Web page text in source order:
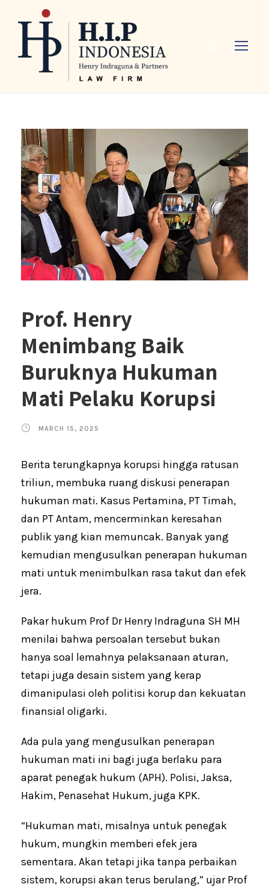
Prof. Henry
Menimbang Baik
Buruknya Hukuman
Mati Pelaku Korupsi
MARCH 15, 2025
Berita terungkapnya korupsi hingga ratusan
triliun, membuka ruang diskusi penerapan
hukuman mati. Kasus Pertamina, PT Timah,
dan PT Antam, mencerminkan keresahan
publik yang kian memuncak. Banyak yang
kemudian mengusulkan penerapan hukuman
mati untuk menimbulkan rasa takut dan efek
jera.
Pakar hukum Prof Dr Henry Indraguna SH MH
menilai bahwa persoalan tersebut bukan
hanya soal lemahnya pelaksanaan aturan,
tetapi juga desain sistem yang kerap
dimanipulasi oleh politisi korup dan kekuatan
finansial oligarki.
Ada pula yang mengusulkan penerapan
hukuman mati ini bagi juga berlaku para
aparat penegak hukum (APH). Polisi, Jaksa,
Hakim, Penasehat Hukum, juga KPK.
“Hukuman mati, misalnya untuk penegak
hukum, mungkin memberi efek jera
sementara. Akan tetapi jika tanpa perbaikan
sistem, korupsi akan terus berulang,” ujar Prof